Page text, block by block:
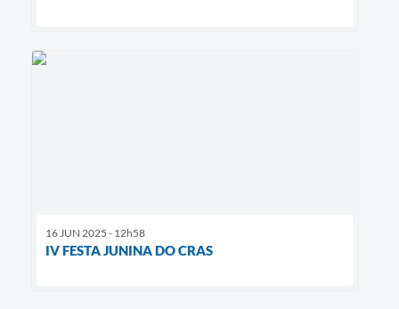
16 JUN 2025 - 12h58
IV FESTA JUNINA DO CRAS